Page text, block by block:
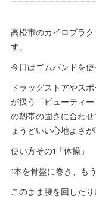
高松市のカイロプラ
す。
今日はゴムバンドを
ドラッグストアやス
が扱う「ビューティ
の靱帯の固さに合わ
ょうどいい心地よさが
使い方その1「体操」
1本を骨盤に巻き、も
このまま腰を回した